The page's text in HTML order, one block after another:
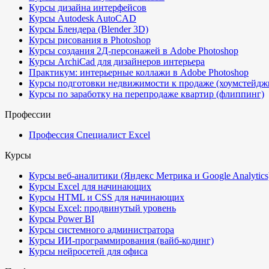
Курсы дизайна интерфейсов
Курсы Autodesk AutoCAD
Курсы Блендера (Blender 3D)
Курсы рисования в Photoshop
Курсы создания 2Д-персонажей в Adobe Photoshop
Курсы ArchiCad для дизайнеров интерьера
Практикум: интерьерные коллажи в Adobe Photoshop
Курсы подготовки недвижимости к продаже
Курсы по заработку на перепродаже квартир (флиппинг)
Профессии
Профессия Специалист Excel
Курсы
Курсы веб-аналитики (Яндекс Метрика и Google
Курсы Excel для начинающих
Курсы HTML и CSS для начинающих
Курсы Excel: продвинутый уровень
Курсы Power BI
Курсы системного администратора
Курсы ИИ-программирования (вайб-кодинг)
Курсы нейросетей для офиса